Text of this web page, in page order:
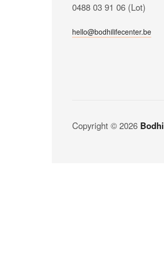
0488 03 91 06 (Lot)
hello@bodhilifecenter.be
Copyright © 2026 Bodhi